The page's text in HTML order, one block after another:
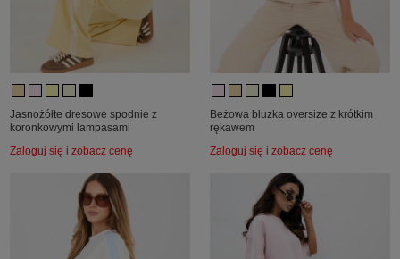
Jasnożółte dresowe spodnie z
koronkowymi lampasami
Zaloguj się i zobacz cenę
Beżowa bluzka oversize z krótkim
rękawem
Zaloguj się i zobacz cenę